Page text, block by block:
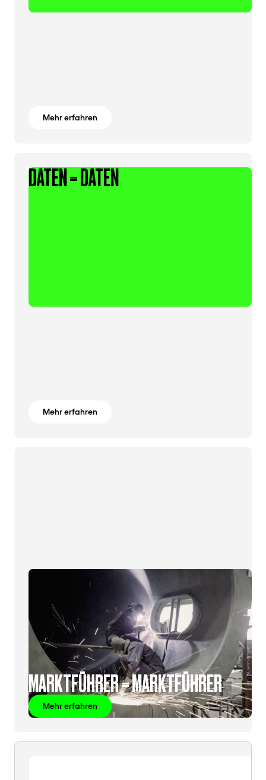
Mehr erfahren
DATEN = DATEN
Mehr erfahren
MARKTFÜHRER = MARKTFÜHRER
Mehr erfahren